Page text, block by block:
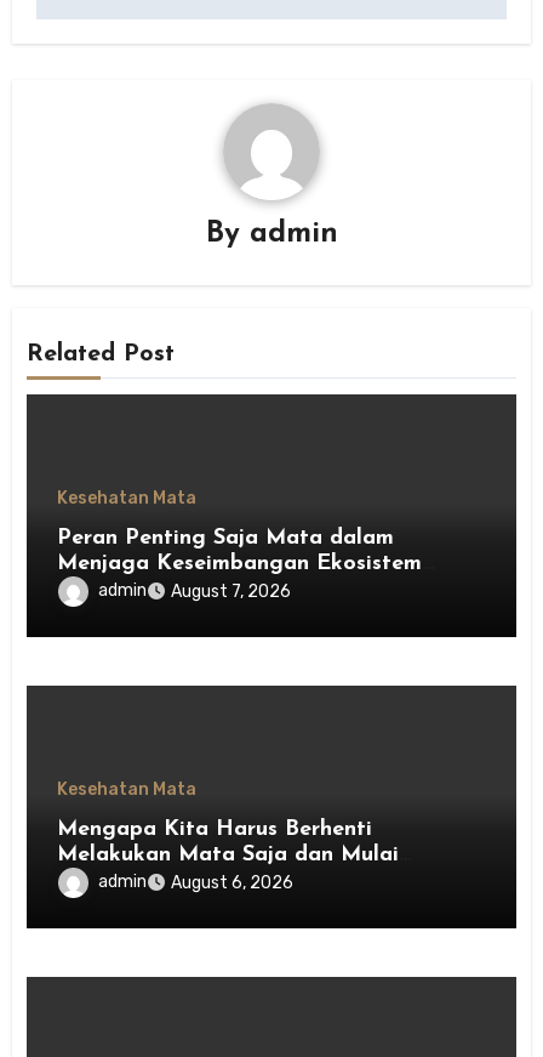
By admin
Related Post
Kesehatan Mata
Peran Penting Saja Mata dalam
Menjaga Keseimbangan Ekosistem
Indonesia
admin August 7, 2026
Kesehatan Mata
Mengapa Kita Harus Berhenti
Melakukan Mata Saja dan Mulai
Menghargai Privasi Orang Lain
admin August 6, 2026